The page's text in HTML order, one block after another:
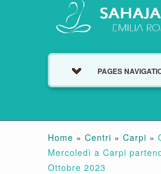
PAGES
Home » Centri » Carpi »
Mercoledì a Carpi
Ottobre 2023